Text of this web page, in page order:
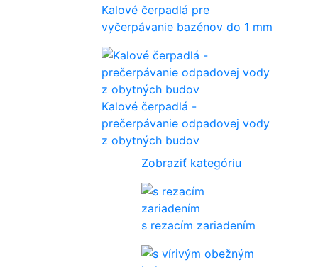
Kalové čerpadlá pre
vyčerpávanie bazénov do 1 mm
Kalové čerpadlá -
prečerpávanie odpadovej vody
z obytných budov
Zobraziť kategóriu
s rezacím zariadením